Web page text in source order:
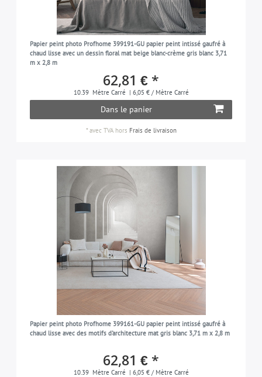
Papier peint photo Profhome 399191-GU papier peint intissé gaufré à
chaud lisse avec un dessin floral mat beige blanc-crème gris blanc 3,71
m x 2,8 m
62,81 € *
10.39 Mètre Carré | 6,05 € / Mètre Carré
Dans le panier
*avec TVAhors Frais de livraison
Papier peint photo Profhome 399161-GU papier peint intissé gaufré à
chaud lisse avec des motifs d'architecture mat gris blanc 3,71 m x 2,8 m
62,81 € *
10.39 Mètre Carré | 6,05 € / Mètre Carré